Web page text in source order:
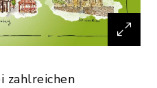
zahlreichen